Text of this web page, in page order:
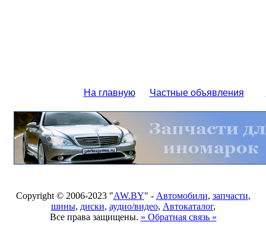
На главную Частные объявления
Copyright © 2006-2023 "AW.BY" - Автомобили, запчасти,
шины, диски, аудио/видео, Автокаталог,
Все права защищены. » Обратная связь «